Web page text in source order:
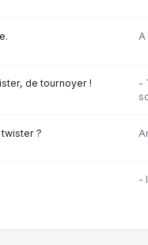
A
de tournoyer !
-
?
-